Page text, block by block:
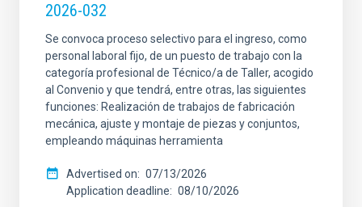
2026-032
Se convoca proceso selectivo para el ingreso, como
personal laboral fijo, de un puesto de trabajo con la
categoría profesional de Técnico/a de Taller, acogido
al Convenio y que tendrá, entre otras, las siguientes
funciones: Realización de trabajos de fabricación
mecánica, ajuste y montaje de piezas y conjuntos,
empleando máquinas herramienta
Advertised on
07/13/2026
Application deadline
08/10/2026